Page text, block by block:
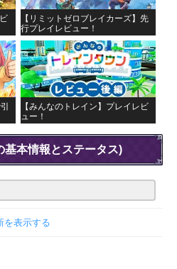
【リミットゼロブレイカーズ】先
行プレイレビュー！
【みんなのトレイン】プレイレビ
ュー！
基本情報とステータス)
を表示する